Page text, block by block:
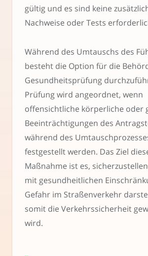
gültig und es sind keine
Nachweise oder Tests
Während des Umtauschs des
besteht die Option für die
Gesundheitsprüfung
Prüfung wird angeordnet, wenn
offensichtliche körperliche oder
Beeinträchtigungen des
während des
festgestellt werden. Das Ziel
Maßnahme ist es,
mit gesundheitlichen
Gefahr im Straßenverkehr
somit die Verkehrssicherheit
wird.